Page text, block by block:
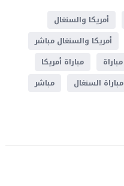
أمريكا والسنغال
أمريكا والسنغال مباشر
مباراة
مباراة أمريكا
مباراة السنغال
مباشر